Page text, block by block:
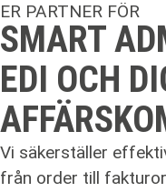
ER PARTNER FÖR
SMART
EDI OCH
Vi säkerställer
från order till